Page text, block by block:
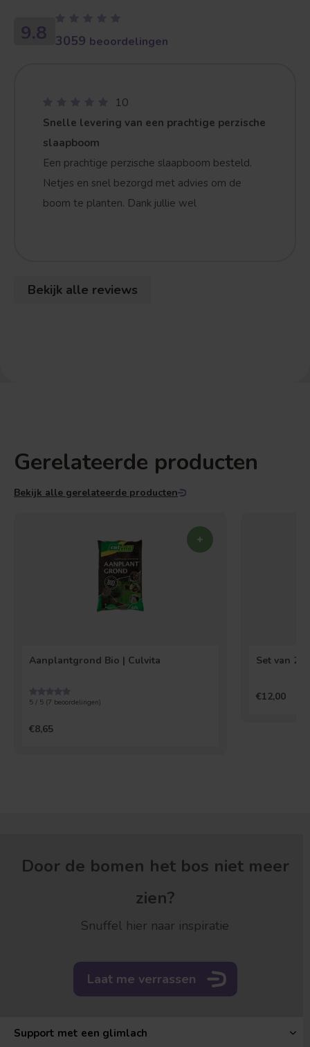
9.8 3059 beoordelingen
10
Snelle levering van een prachtige perzische
slaapboom
Een prachtige perzische slaapboom besteld.
Netjes en snel bezorgd met advies om de
boom te planten. Dank jullie wel
Bekijk alle reviews
Gerelateerde producten
Bekijk alle gerelateerde producten
Aanplantgrond Bio | Culvita
5 / 5 (7 beoordelingen)
€8,65
Set van 2
€12,00
Door de bomen het bos niet meer
zien?
Snuffel hier naar inspiratie
Laat me verrassen
Support met een glimlach